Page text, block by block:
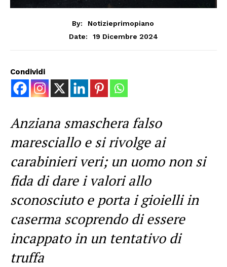
By:
Notizieprimopiano
Date:
19 Dicembre 2024
Condividi
Anziana smaschera falso
maresciallo e si rivolge ai
carabinieri veri; un uomo non si
fida di dare i valori allo
sconosciuto e porta i gioielli in
caserma scoprendo di essere
incappato in un tentativo di
truffa